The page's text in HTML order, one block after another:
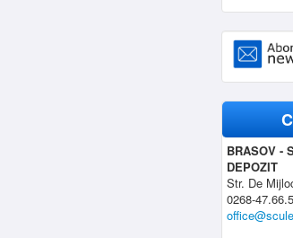
BRASOV -
DEPOZIT
Str. De
0268-